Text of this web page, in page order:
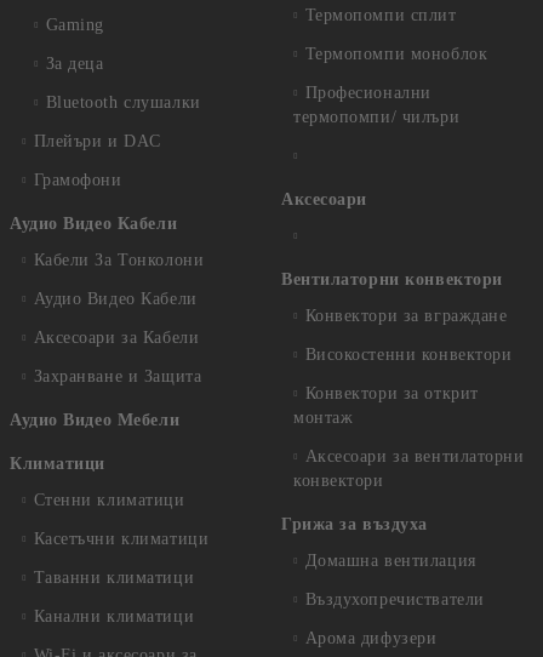
Gaming
За деца
Bluetooth слушалки
Плейъри и DAC
Грамофони
Аудио Видео Кабели
Кабели За Тонколони
Аудио Видео Кабели
Аксесоари за Кабели
Захранване и Защита
Аудио Видео Мебели
Климатици
Стенни климатици
Касетъчни климатици
Таванни климатици
Канални климатици
Термопомпи сплит
Термопомпи моноблок
Професионални
термопомпи/ чилъри
Аксесоари
Вентилаторни конвектори
Конвектори за вграждане
Високостенни конвектори
Конвектори за открит
монтаж
Аксесоари за вентилаторни
конвектори
Грижа за въздуха
Домашна вентилация
Въздухопречистватели
Арома дифузери